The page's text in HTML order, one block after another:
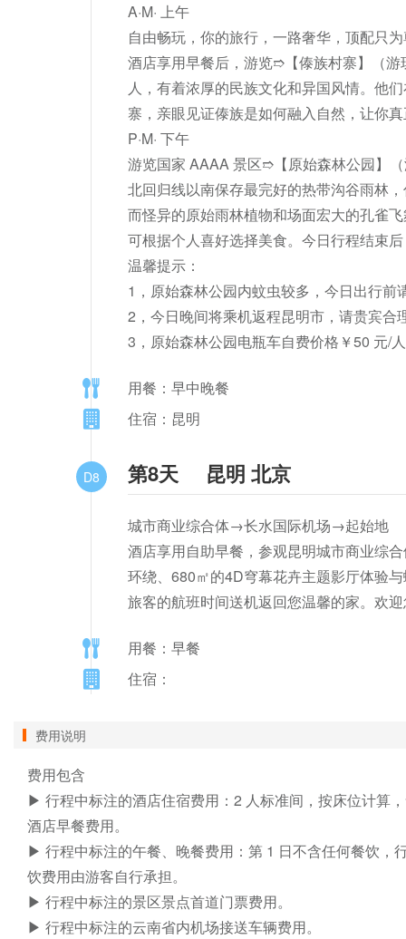
A·M· 上午
自由畅玩，你的旅行，一路奢华，顶配只
酒店享用早餐后，游览➱【傣族村寨】（
人，有着浓厚的民族文化和异国风情。他
寨，亲眼见证傣族是如何融入自然，让你
P·M· 下午
游览国家 AAAA 景区➱【原始森林公园】
北回归线以南保存最完好的热带沟谷雨林
而怪异的原始雨林植物和场面宏大的孔雀
可根据个人喜好选择美食。今日行程结束
温馨提示：
1，原始森林公园内蚊虫较多，今日出行前
2，今日晚间将乘机返程昆明市，请贵宾
3，原始森林公园电瓶车自费价格￥50 元/
用餐：早中晚餐
住宿：昆明
D8 第8天 昆明 北京
城市商业综合体→长水国际机场→起始地
酒店享用自助早餐，参观昆明城市商业综
环绕、680㎡的4D穹幕花卉主题影厅体验
旅客的航班时间送机返回您温馨的家。欢
用餐：早餐
住宿：
费用说明
费用包含
▶ 行程中标注的酒店住宿费用：2 人标准间，按床位计算
酒店早餐费用。
▶ 行程中标注的午餐、晚餐费用：第 1 日不含任何餐饮，
饮费用由游客自行承担。
▶ 行程中标注的景区景点首道门票费用。
▶ 行程中标注的云南省内机场接送车辆费用。